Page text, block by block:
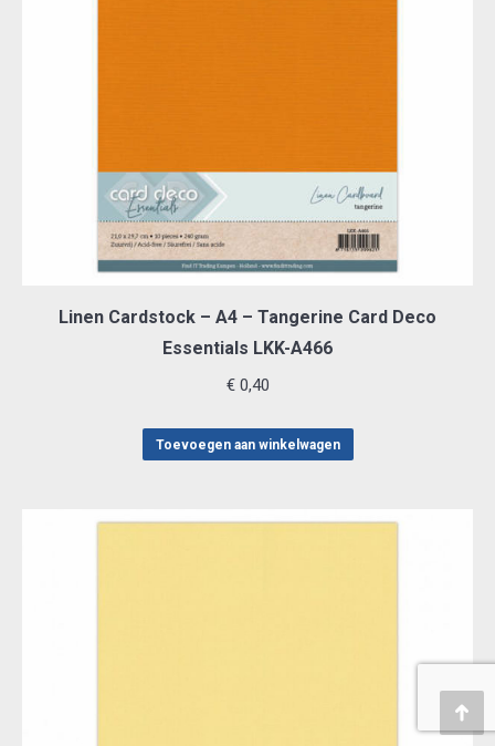
Linen Cardstock – A4 – Tangerine Card Deco
Essentials LKK-A466
€0,40
Toevoegen aan winkelwagen